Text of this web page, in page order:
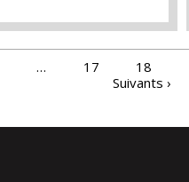
… 17 18
Suivants ›